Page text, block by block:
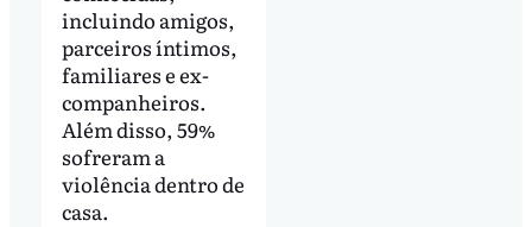
incluindo amigos,
parceiros íntimos,
familiares e ex-
companheiros.
Além disso, 59%
sofreram a
violência dentro de
casa.